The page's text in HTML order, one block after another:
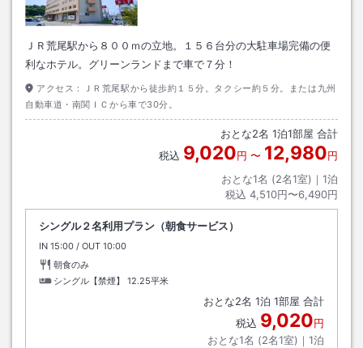
ＪＲ荒尾駅から８００ｍの立地。１５６台分の大駐車場完備の便
利なホテル。グリーンランドまで車で７分！
アクセス：
ＪＲ荒尾駅から徒歩約１５分。タクシー約５分。または九州
自動車道・南関ＩＣから車で30分。
おとな2名 1泊1部屋 合計
税込 9,020円 〜 12,980円
おとな1名 (2名1室)｜ 1泊
税込 4,510円〜6,490円
シングル２名利用プラン（朝食サービス）
IN チェックイン
15:00 / OUT チェックアウト
10:00
朝食のみ
シングル【禁煙】
12.25平米
おとな2名 1泊 1部屋 合計
税込 9,020円
おとな1名 (2名1室)｜ 1泊